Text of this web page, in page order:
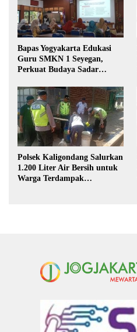
Bapas Yogyakarta Edukasi
Guru SMKN 1 Seyegan,
Perkuat Budaya Sadar
Polsek Kaligondang Salurkan
1.200 Liter Air Bersih untuk
Warga Terdampak